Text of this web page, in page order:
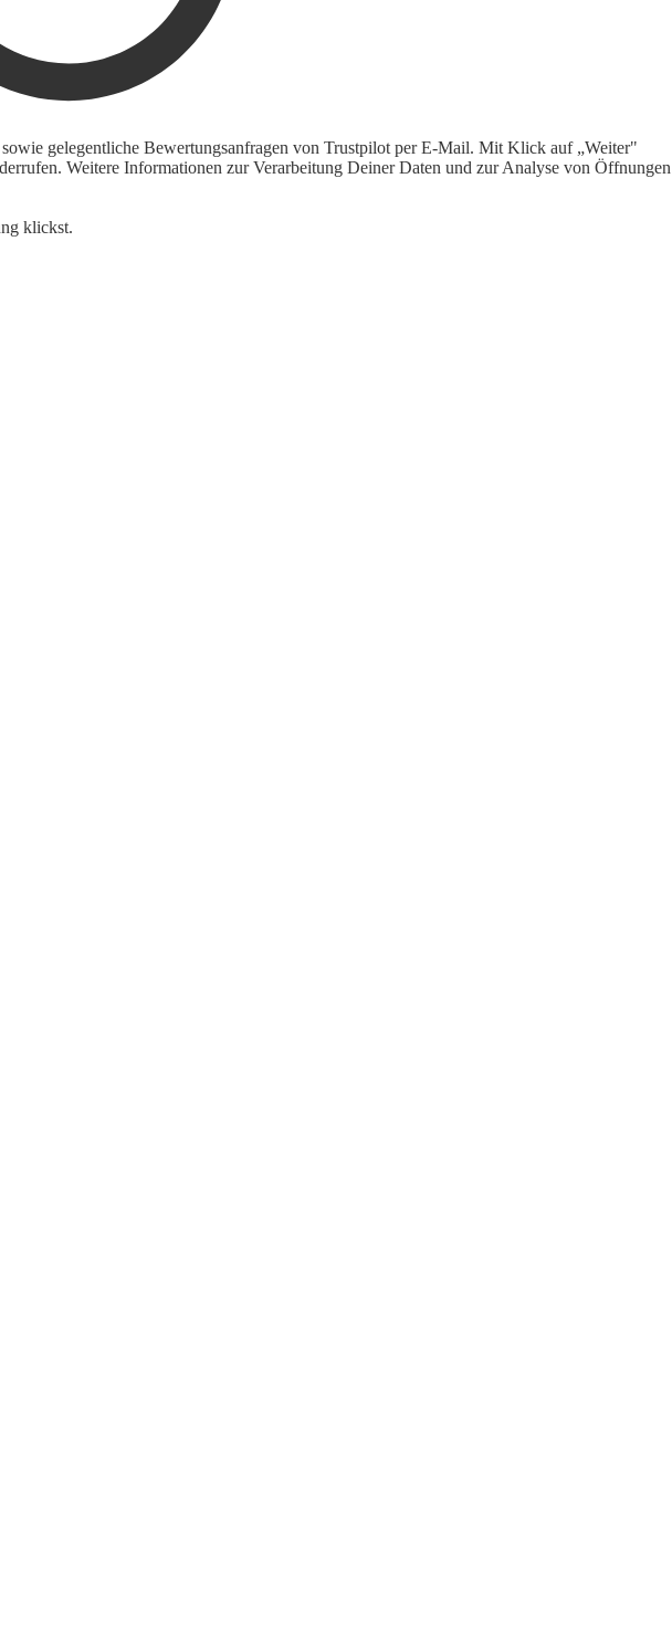
gelegentliche Bewertungsanfragen von Trustpilot per E-Mail. Mit Klick auf „Weiter"
Weitere Informationen zur Verarbeitung Deiner Daten und zur Analyse von Öffnungen
klickst.